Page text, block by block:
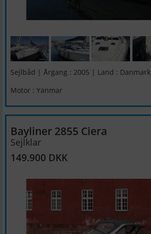
Sejlbåd | Årgang : 2005 | Land : Danmark
Motor : Yanmar
Bayliner 2855 Ciera
Sejlklar
149.900 DKK